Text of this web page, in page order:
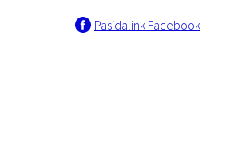
Pasidalink Facebook